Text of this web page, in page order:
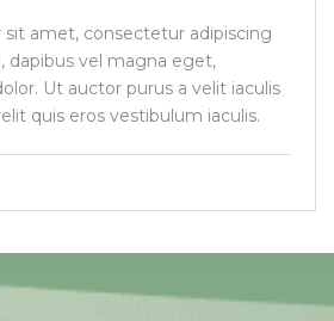
amet, consectetur adipiscing
dapibus vel magna eget,
Ut auctor purus a velit iaculis
quis eros vestibulum iaculis.